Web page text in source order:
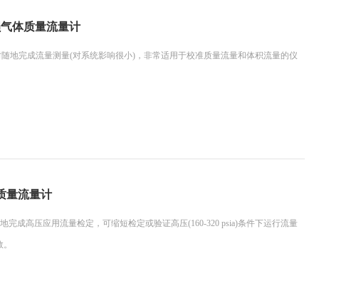
体质量流量计
地完成流量测量(对系统影响很小)，非常适用于校准质量流量和体积流量的仪
量流量计
完成高压应用流量检定，可缩短检定或验证高压(160-320 psia)条件下运行流量